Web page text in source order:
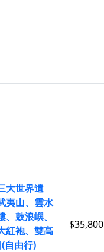
大世界遺
夷山、雲水
、鼓浪嶼、
紅袍、雙高
自由行)
$35,800